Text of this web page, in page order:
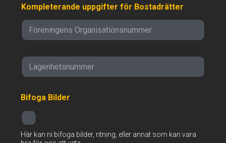
o
u
m
r
Kompleterande uppgifter för Bostadrätter
L
g
n
s
Bifoga Bilder
Här kan ni bifoga bilder, ritning, eller annat som kan vara